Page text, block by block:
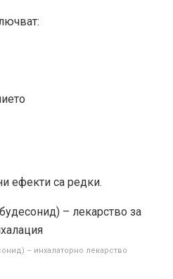
ефекти са редки.
– инхалаторно лекарство